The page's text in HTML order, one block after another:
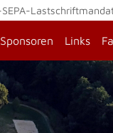
Sponsoren Links